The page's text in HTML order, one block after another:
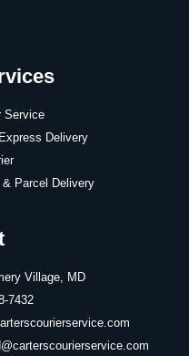
Service
Delivery
& Parcel Delivery
Village, MD
7432